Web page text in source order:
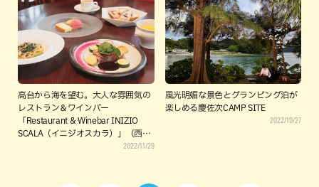
高台から海を望む。大人な雰囲気の
レストラン＆ワインバー
「Restaurant & Winebar INIZIO
SCALA（イニジオスカラ）」（西原
2022/11/29
風光明媚な景色とグランピング泊が
楽しめる慶佐次CAMP SITE
2022/10/27